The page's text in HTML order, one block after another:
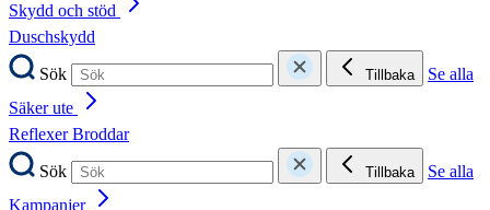
Skydd och stöd
Duschskydd
Sök
Tillbaka
Se alla
Säker ute
ReflexerBroddar
Sök
Tillbaka
Se alla
Kampanjer